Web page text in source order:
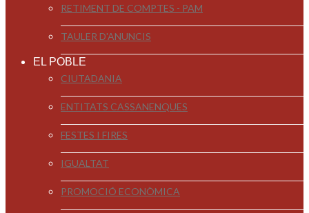
RETIMENT DE COMPTES - PAM
TAULER D'ANUNCIS
EL POBLE
CIUTADANIA
ENTITATS CASSANENQUES
FESTES I FIRES
IGUALTAT
PROMOCIÓ ECONÒMICA